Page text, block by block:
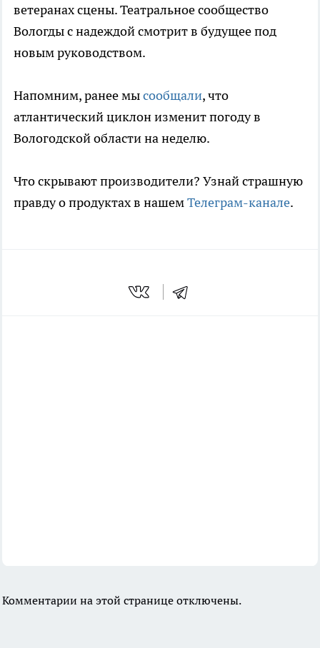
ветеранах сцены. Театральное сообщество
Вологды с надеждой смотрит в будущее под
новым руководством.
Напомним, ранее мысообщали, что
атлантический циклон изменит погоду в
Вологодской области на неделю.
Что скрывают производители? Узнай страшную
правду о продуктах в нашемТелеграм-канале.
Комментарии на этой странице отключены.